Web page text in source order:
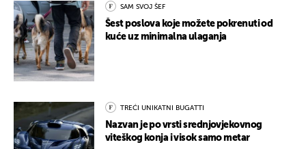
SAM SVOJ ŠEF
Šest poslova koje možete pokrenuti od
kuće uz minimalna ulaganja
TREĆI UNIKATNI BUGATTI
Nazvan je po vrsti srednjovjekovnog
viteškog konja i visok samo metar